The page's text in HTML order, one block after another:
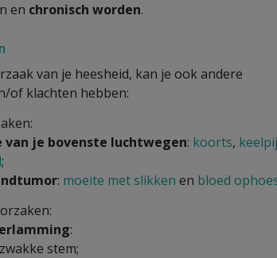
en chronisch worden.
van je heesheid, kan je ook andere
of klachten hebben:
je bovenste luchtwegen: koorts,
;
: moeite met slikken en bloed
:
stem;